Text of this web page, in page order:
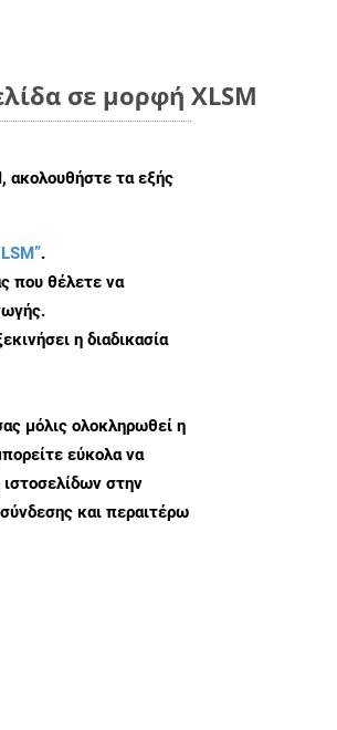
σε μορφή XLSM
ακολουθήστε τα εξής
.
που θέλετε να
η διαδικασία
μόλις ολοκληρωθεί η
εύκολα να
στην
και περαιτέρω